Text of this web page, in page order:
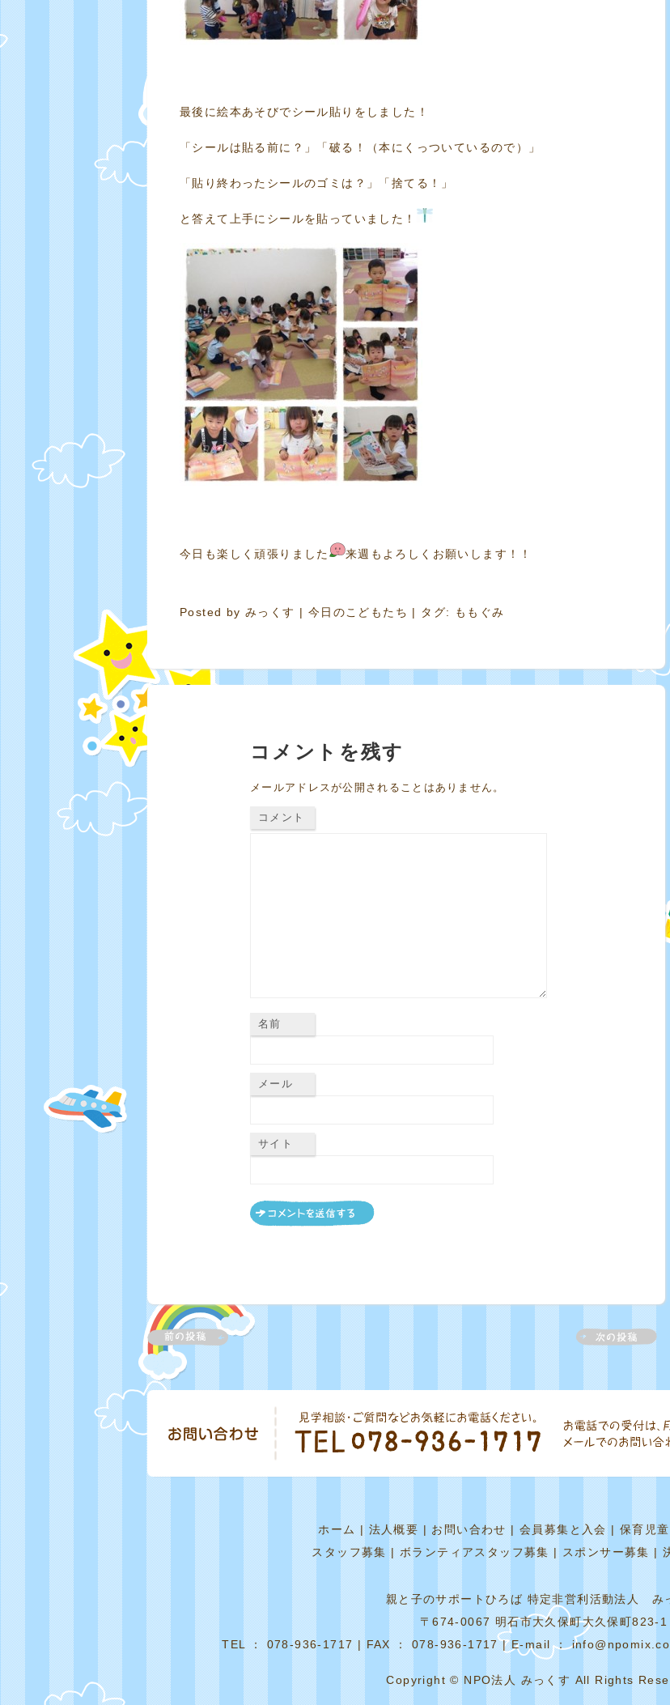
最後に絵本あそびでシール貼りをしました！
「シールは貼る前に？」「破る！（本にくっついているので）」
「貼り終わったシールのゴミは？」「捨てる！」
と答えて上手にシールを貼っていました！
今日も楽しく頑張りました 来週もよろしくお願いします！！
Posted byみっくす | 今日のこどもたち | タグ: ももぐみ
コメントを残す
メールアドレスが公開されることはありません。
コメント
名前
メール
サイト
ホーム| 法人概要 | お問い合わせ| 会員募集と入会|保育児
スタッフ募集 |ボランティアスタッフ募集| スポンサー募集|
親と子のサポートひろば 特定非営利活動法人 み
〒674-0067 明石市大久保町大久保町823-1
TEL ： 078-936-1717 | FAX ： 078-936-1717 | E-mail ：
Copyright © NPO法人 みっくす All Rights